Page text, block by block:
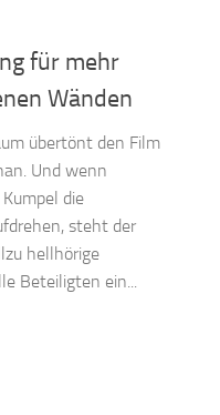
für mehr
Wänden
übertönt den Film
Und wenn
die
steht der
hellhörige
Beteiligten ein...